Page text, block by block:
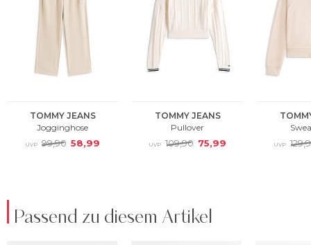
Passend zu diesem Artikel